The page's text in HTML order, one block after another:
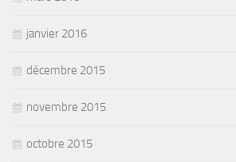
janvier 2016
décembre 2015
novembre 2015
octobre 2015